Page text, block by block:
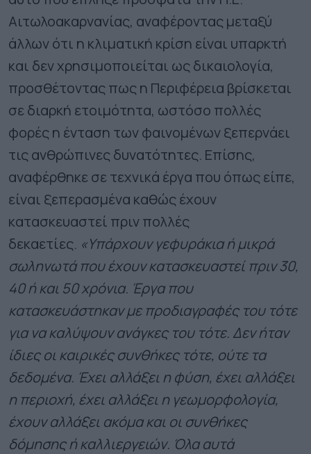
Αιτωλοακαρνανίας, αναφέροντας μεταξύ
άλλων ότι η κλιματική κρίση είναι υπαρκτή
και δεν χρησιμοποιείται ως δικαιολογία,
προσθέτοντας πως η Περιφέρεια βρίσκεται
σε διαρκή ετοιμότητα, ωστόσο πολλές
φορές η ένταση των φαινομένων ξεπερνάει
τις ανθρώπινες δυνατότητες. Επίσης,
αναφέρθηκε σε τεχνικά έργα που όπως είπε,
είναι ξεπερασμένα καθώς έχουν
κατασκευαστεί πριν πολλές
δεκαετίες. «Υπάρχουν γεφυράκια ή μικρά
σωληνωτά που έχουν κατασκευαστεί πριν 30,
40 ή και 50 χρόνια. Έργα που
κατασκευάστηκαν με προδιαγραφές του τότε
για να καλύψουν ανάγκες του τότε. Δεν ήταν
ίδιες οι καιρικές συνθήκες τότε, ούτε τα
δεδομένα. Έχει αλλάξει η φύση, έχει αλλάξει
η περιοχή, έχει αλλάξει η γεωμορφολογία,
έχουν αλλάξει ακόμα και οι συνθήκες
δόμησης ή καλλιεργειών. Όλα αυτά